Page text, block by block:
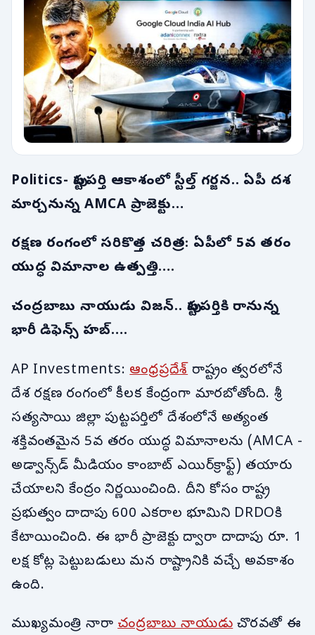
Politics- పుట్టపర్తి ఆకాశంలో స్టీల్త్ గర్జన.. ఏపీ దశ
మార్చనున్న AMCA ప్రాజెక్టు…
రక్షణ రంగంలో సరికొత్త చరిత్ర: ఏపీలో 5వ తరం
యుద్ధ విమానాల ఉత్పత్తి….
చంద్రబాబు నాయుడు విజన్.. పుట్టపర్తికి రానున్న
భారీ డిఫెన్స్ హబ్….
AP Investments:ఆంధ్రప్రదేశ్రాష్ట్రం త్వరలోనే
దేశ రక్షణ రంగంలో కీలక కేంద్రంగా మారబోతోంది. శ్రీ
సత్యసాయి జిల్లా పుట్టపర్తిలో దేశంలోనే అత్యంత
శక్తివంతమైన 5వ తరం యుద్ధ విమానాలను (AMCA -
అడ్వాన్స్‌డ్ మీడియం కాంబాట్ ఎయిర్‌క్రాఫ్ట్) తయారు
చేయాలని కేంద్రం నిర్ణయించింది. దీని కోసం రాష్ట్ర
ప్రభుత్వం దాదాపు 600 ఎకరాల భూమిని DRDOకి
కేటాయించింది. ఈ భారీ ప్రాజెక్టు ద్వారా దాదాపు రూ. 1
లక్ష కోట్ల పెట్టుబడులు మన రాష్ట్రానికి వచ్చే అవకాశం
ఉంది.
ముఖ్యమంత్రి నారాచంద్రబాబు నాయుడుచొరవతో ఈ